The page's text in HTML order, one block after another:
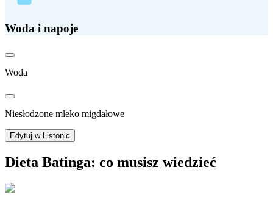
Woda i napoje
Woda
Niesłodzone mleko migdałowe
Edytuj w Listonic
Dieta Batinga: co musisz wiedzieć